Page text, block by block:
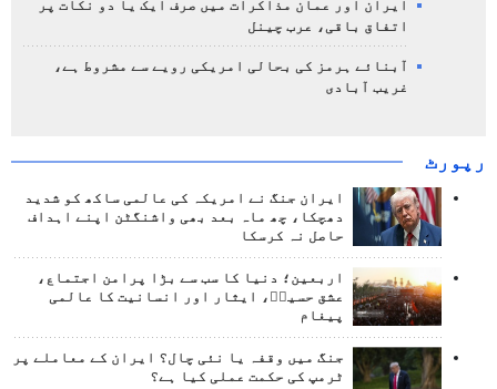
ایران اور عمان مذاکرات میں صرف ایک یا دو نکات پر
اتفاق باقی، عرب چینل
آبنائے ہرمز کی بحالی امریکی رویے سے مشروط ہے،
غریب آبادی
رپورٹ
ایران جنگ نے امریکہ کی عالمی ساکھ کو شدید
دھچکا، چھ ماہ بعد بھی واشنگٹن اپنے اہداف
حاصل نہ کرسکا
اربعین؛ دنیا کا سب سے بڑا پرامن اجتماع،
عشق حسینؑ، ایثار اور انسانیت کا عالمی
پیغام
جنگ میں وقفہ یا نئی چال؟ ایران کے معاملے پر
ٹرمپ کی حکمت عملی کیا ہے؟